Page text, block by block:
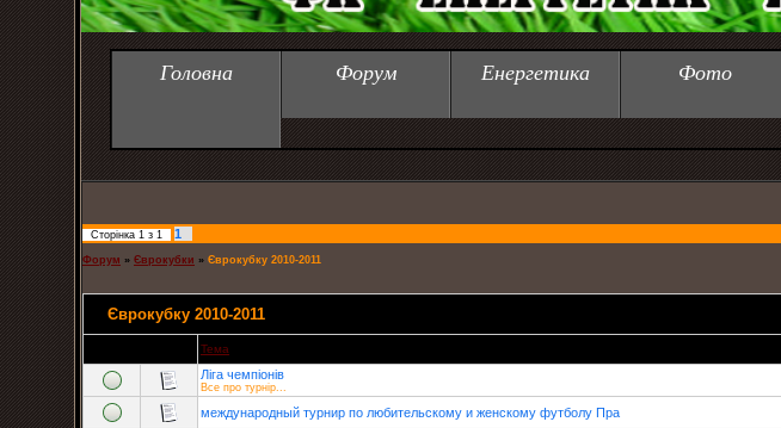
Головна Форум Енергетика Фото
Сторінка 1 з 1 1
Форум » Єврокубки » Єврокубку 2010-2011
Єврокубку 2010-2011
Тема
Ліга чемпіонів
Все про турнір...
международный турнир по любительскому и женскому футболу Пра